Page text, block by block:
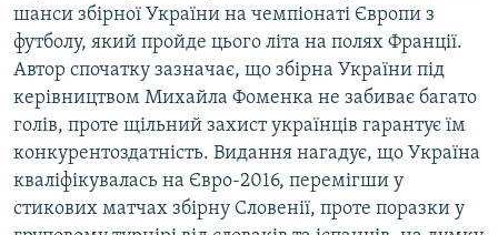
шанси збірної України на чемпіонаті Європи з
футболу, який пройде цього літа на полях Франції.
Автор спочатку зазначає, що збірна України під
керівництвом Михайла Фоменка не забиває багато
голів, проте щільний захист українців гарантує їм
конкурентоздатність. Видання нагадує, що Україна
кваліфікувалась на Євро-2016, перемігши у
стикових матчах збірну Словенії, проте поразки у